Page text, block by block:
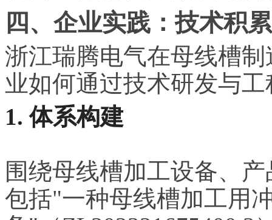
四、企业实践：技术积
浙江瑞腾电气在母线槽
业如何通过技术研发与
1. 体系构建
围绕母线槽加工设备、
包括"一种母线槽加工用